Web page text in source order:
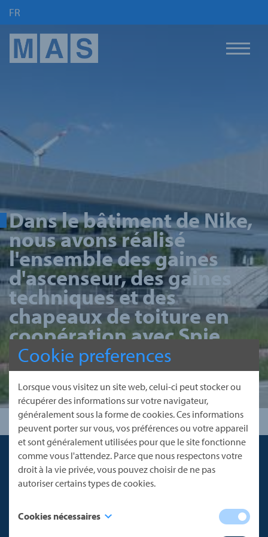
FR
Dans le bâtiment de Nike,
nous avons réalisé
l'ensemble des gaines
d'ascenseur, des gaines
techniques et des
chapeaux de toiture en
coopération avec Spie
Belgium.
Cookie preferences
Lorsque vous visitez un site web, celui-ci peut stocker ou
récupérer des informations sur votre navigateur,
généralement sous la forme de cookies. Ces informations
peuvent porter sur vous, vos préférences ou votre appareil
et sont généralement utilisées pour que le site fonctionne
comme vous l'attendez. Parce que nous respectons votre
droit à la vie privée, vous pouvez choisir de ne pas
autoriser certains types de cookies.
Cookies nécessaires